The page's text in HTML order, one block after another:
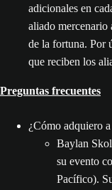
adicionales en
aliado mercenario
de la fortuna. Por
que reciben los
Preguntas frecuentes
¿Cómo adquiero
Baylan
su evento
Pacífico).